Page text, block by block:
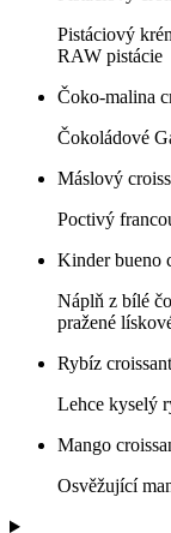
Pistáciový
RAW pistácie
Čoko-malina
Čokoládové
Máslový
Poctivý
Kinder bueno
Náplň z bílé
pražené
Rybíz croissant
Lehce kyselý
Mango
Osvěžující